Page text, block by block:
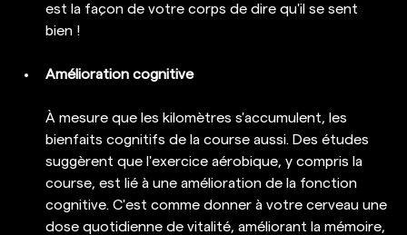
est la façon de votre corps de dire qu'il se sent
bien !
Amélioration cognitive
À mesure que les kilomètres s'accumulent, les
bienfaits cognitifs de la course aussi. Des études
suggèrent que l'exercice aérobique, y compris la
course, est lié à une amélioration de la fonction
cognitive. C'est comme donner à votre cerveau une
dose quotidienne de vitalité, améliorant la mémoire,